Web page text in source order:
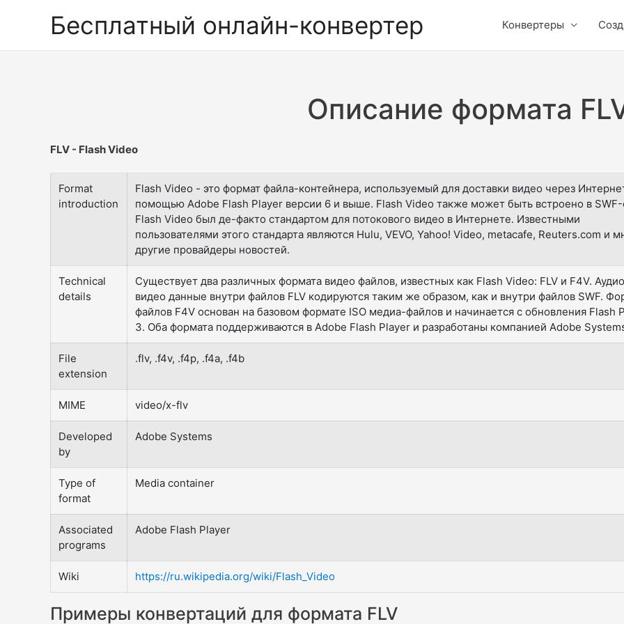
Бесплатный онлайн-конвертер Конвертеры
Описание формата
FLV - Flash Video
Format
introduction
Flash Video - это формат файла-контейнера, используемый для доставки видео через
помощью Adobe Flash Player версии 6 и выше. Flash Video также может быть встроено в
Flash Video был де-факто стандартом для потокового видео в Интернете. Известными
пользователями этого стандарта являются Hulu, VEVO, Yahoo! Video, metacafe, Reuters.com и
другие провайдеры новостей.
Technical
details
Существует два различных формата видео файлов, известных как Flash Video: FLV и F4V.
видео данные внутри файлов FLV кодируются таким же образом, как и внутри файлов SWF.
файлов F4V основан на базовом формате ISO медиа-файлов и начинается с обновления Flash
3. Оба формата поддерживаются в Adobe Flash Player и разработаны компанией Adobe
File
extension
.flv, .f4v, .f4p, .f4a, .f4b
MIME video/x-flv
Developed
by
Adobe Systems
Type of
format
Media container
Associated
programs
Adobe Flash Player
Wiki https://ru.wikipedia.org/wiki/Flash_Video
Примеры конвертаций для формата FLV